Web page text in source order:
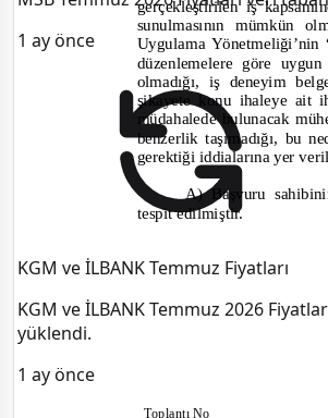
1 ay önce
KGM ve İLBANK Temmuz Fiyatları
KGM ve İLBANK Temmuz 2026
yüklendi.
1 ay önce
gerçekleştirilen iş
sunulmasının mümkün
Uygulama
düzenlemelere göre
olmadığı, iş deneyim
şikayete konu ihaleye ait
müdahalede bulunacak
benzerlik taşımadığı, bu
gerektiği iddialarına yer
A)Başvuru
tespit edilmiştir.
ToplantıNo